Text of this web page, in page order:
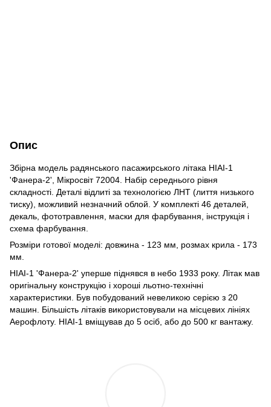
Опис
Збірна модель радянського пасажирського літака НІАІ-1
'Фанера-2', Мікросвіт 72004. Набір середнього рівня
складності. Деталі відлиті за технологією ЛНТ (лиття низького
тиску), можливий незначний облой. У комплекті 46 деталей,
декаль, фототравлення, маски для фарбування, інструкція і
схема фарбування.
Розміри готової моделі: довжина - 123 мм, розмах крила - 173
мм.
НІАІ-1 'Фанера-2' уперше піднявся в небо 1933 року. Літак мав
оригінальну конструкцію і хороші льотно-технічні
характеристики. Був побудований невеликою серією з 20
машин. Більшість літаків використовували на місцевих лініях
Аерофлоту. НІАІ-1 вміщував до 5 осіб, або до 500 кг вантажу.